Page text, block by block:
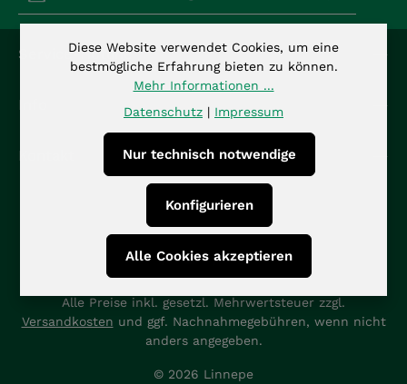
Datenschutz
Ich habe die Datenschutzbestimmungenzur
Kenntnis genommen und die AGBgelesen und bin
mit ihnen einverstanden.*
Die mit einem Stern (*) markierten Felder sind
Pflichtfelder.
Service-Hotline
© 2026 Linnepe
Alle Preise inkl. gesetzl. Mehrwertsteuer zzgl.
Versandkosten und ggf. Nachnahmegebühren, wenn nicht
anders angegeben.
Diese Website verwendet Cookies, um eine
bestmögliche Erfahrung bieten zu können.
Mehr Informationen ...
Datenschutz | Impressum
Nur technisch notwendige
Konfigurieren
Alle Cookies akzeptieren